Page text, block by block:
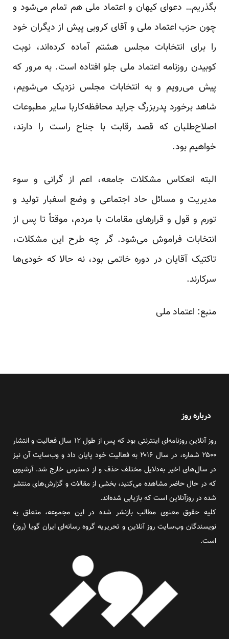
بگذریم… دعوای کیهان و اعتماد ملی هم تمام می‌شود و
چون حزب اعتماد ملی و آقای کروبی پیش از دیگران خود
را برای انتخابات مجلس هشتم آماده کرده‌اند، نوبت
کوبیدن روزنامه اعتماد ملی جلو افتاده است. به مرور که
پیش می‌رویم و به انتخابات مجلس نزدیک می‌شویم،
شاهد برخورد پدربزرگ جراید محافظه‌کاربا سایر مطبوعات
اصلاح‌طلبان که قصد رقابت با جناح راست را دارند،
خواهیم بود.
البته انعکاس مشکلات جامعه، اعم از گرانی و سوء
مدیریت و مسائل حاد اجتماعی و وضع اسفبار تولید و
تورم و قول و قرارهای مقامات با مردم، موقتاً تا پس از
انتخابات فراموش می‌شود. گر چه طرح این مشکلات،
تاکتیک آقایان در دوره خاتمی بود، نه حالا که خودی‌ها
سرکارند.
منبع: اعتماد ملی
درباره روز
روز آنلاین روزنامه‌ای اینترنتی بود که پس از طول ۱۲ سال فعالیت و انتشار
۲۵۰۰ شماره، در سال ۲۰۱۶ به فعالیت خود پایان داد و وب‌سایت آن نیز
در سال‌های اخیر به‌دلایل مختلف حذف و از دسترس خارج شد. آرشیوی
که در حال حاضر مشاهده می‌کنید، بخشی از مقالات و گزارش‌های منتشر
شده در روزآنلاین است که بازیابی شده‌اند.
کلیه حقوق معنوی مطالب بازنشر شده در این مجموعه، متعلق به
نویسندگان وب‌سایت روز آنلاین و تحریریه گروه رسانه‌ای ایران گویا (روز)
است.